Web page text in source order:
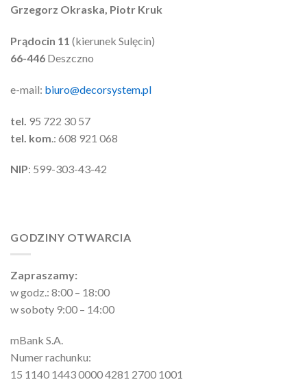
Grzegorz Okraska, Piotr Kruk
Prądocin 11 (kierunek Sulęcin)
66-446 Deszczno
e-mail: biuro@decorsystem.pl
tel. 95 722 30 57
tel. kom .: 608 921 068
NIP: 599-303-43-42
GODZINY OTWARCIA
Zapraszamy:
w godz.: 8:00 – 18:00
w soboty 9:00 – 14:00
mBank S.A.
Numer rachunku:
15 1140 1443 0000 4281 2700 1001